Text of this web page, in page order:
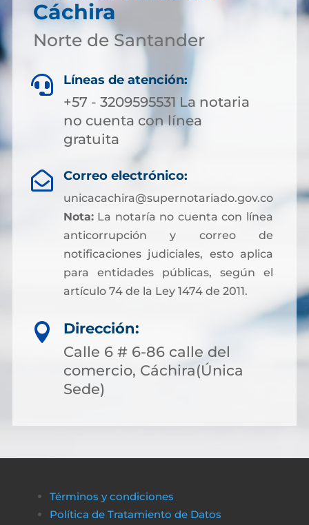
Cáchira
Norte de Santander
 Líneas de atención:
+57 - 3209595531 La notaria
no cuenta con línea
gratuita
 Correo electrónico:
unicacachira@supernotariado.gov.co
Nota:La notaría no cuenta con línea
anticorrupción y correo de
notificaciones judiciales, esto aplica
para entidades públicas, según el
artículo 74 de la Ley 1474 de 2011.

Dirección:
Calle 6 # 6-86 calle del
comercio, Cáchira(Única
Sede)
Términos y condiciones
Política de Tratamiento de Datos